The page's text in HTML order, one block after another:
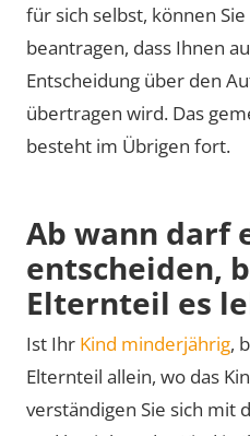
für sich selbst, können
beantragen, dass Ihnen
Entscheidung über den
übertragen wird. Das
besteht im Übrigen fort.
Ab wann darf
entscheiden,
Elternteil es
Ist Ihr Kind minderjährig,
Elternteil allein, wo das
verständigen Sie sich mit